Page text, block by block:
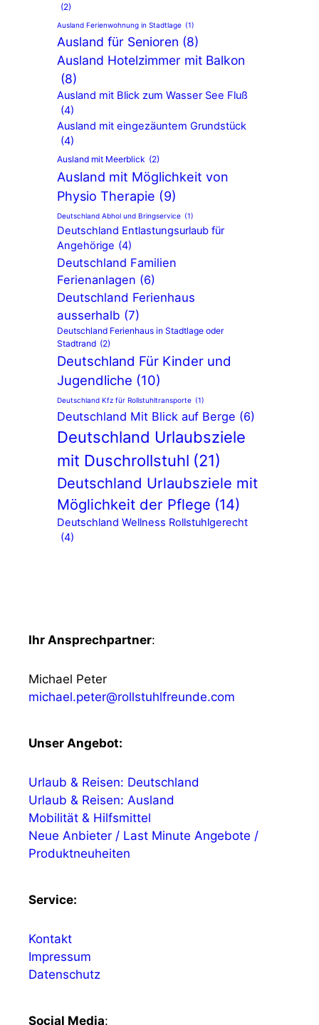
(2)
Ausland Ferienwohnung in Stadtlage (1)
Ausland für Senioren (8)
Ausland Hotelzimmer mit Balkon
(8)
Ausland mit Blick zum Wasser See Fluß
(4)
Ausland mit eingezäuntem Grundstück
(4)
Ausland mit Meerblick (2)
Ausland mit Möglichkeit von
Physio Therapie (9)
Deutschland Abhol und Bringservice (1)
Deutschland Entlastungsurlaub für
Angehörige (4)
Deutschland Familien
Ferienanlagen (6)
Deutschland Ferienhaus
ausserhalb (7)
Deutschland Ferienhaus in Stadtlage oder
Stadtrand (2)
Deutschland Für Kinder und
Jugendliche (10)
Deutschland Kfz für Rollstuhltransporte (1)
Deutschland Mit Blick auf Berge (6)
Deutschland Urlaubsziele
mit Duschrollstuhl (21)
Deutschland Urlaubsziele mit
Möglichkeit der Pflege (14)
Deutschland Wellness Rollstuhlgerecht
(4)
Ihr Ansprechpartner:
Michael Peter
michael.peter@rollstuhlfreunde.com
Unser Angebot:
Urlaub & Reisen: Deutschland
Urlaub & Reisen: Ausland
Mobilität & Hilfsmittel
Neue Anbieter / Last Minute Angebote /
Produktneuheiten
Service:
Kontakt
Impressum
Datenschutz
Social Media: